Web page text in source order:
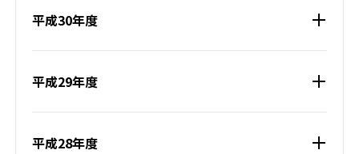
平成30年度
平成29年度
平成28年度